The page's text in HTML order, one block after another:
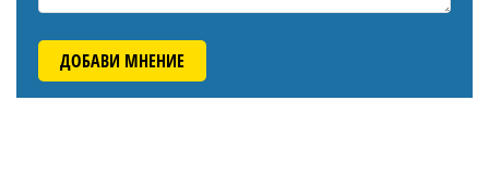
ДОБАВИ МНЕНИЕ